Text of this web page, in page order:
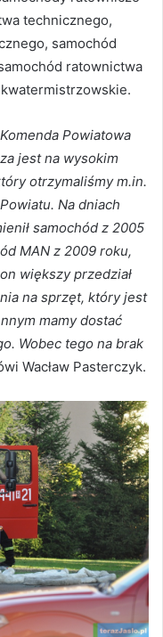
technicznego,
samochód
ratownictwa
Powiatowa
jest na wysokim
otrzymaliśmy m.in.
Na dniach
samochód z 2005
MAN z 2009 roku,
większy przedział
na sprzęt, który jest
mamy dostać
Wobec tego na brak
Wacław Pasterczyk.